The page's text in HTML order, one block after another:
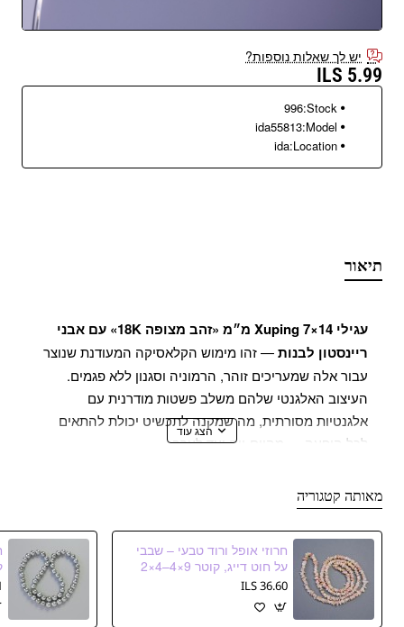
יש לך שאלות נוספות?
5.99 ILS
Stock:
996
Model:
ida55813
Location:
ida
תיאור
עגילי Xuping 7×14 מ״מ «זהב מצופה 18K» עם אבני
ריינסטון לבנות— זהו מימוש הקלאסיקה המעודנת שנוצר
עבור אלה שמעריכים זוהר, הרמוניה וסגנון ללא פגמים.
העיצוב האלגנטי שלהם משלב פשטות מודרנית עם
אלגנטיות מסורתית, מה שמקנה לתכשיט יכולת להתאים
לכל הופעה — מהיום-יום ועד לערב.
את יופיו של המוצר, אלא גם יוצר תחושת יוקרה ושלמות.
ההתרכז המרכזי הוא אבני ריינסטון לבנות שקופות,
המזכירות אבן חן מובחרת מעוצבת בצורה מושלמת. הן
קולטות כל קרן אור, מעוררות זוהר שמוסיף לפנים רעננות
מאותה קטגוריה
חרוזי אופל ורוד טבעי – שבבי
על חוט דייג, קוטר 9×4–4×2
מ״م, אורך 78 ס״م
36.60 ILS